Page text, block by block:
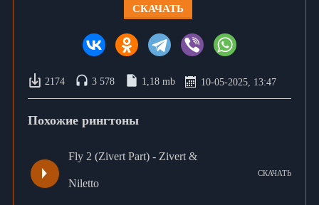
СКАЧАТЬ
2174 3 578 1,18 mb 10-05-2025, 13:47
Похожие рингтоны
Fly 2 (Zivert Part) - Zivert &
Niletto
СКАЧАТЬ